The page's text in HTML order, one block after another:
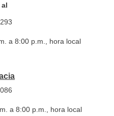
a 8:00 p.m., hora local
a 8:00 p.m., hora local